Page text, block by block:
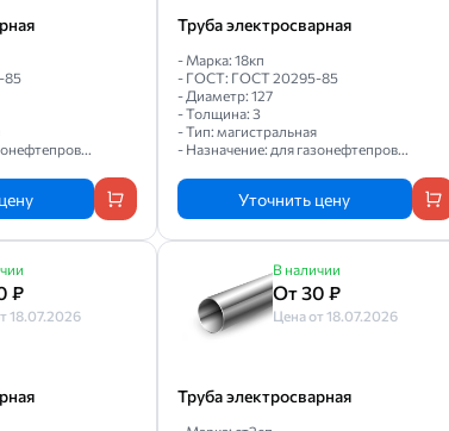
85
Труба электросварная
- Марка: 18кп
- ГОСТ: ГОСТ 20295-85
- Диаметр: 127
- Толщина: 3
- Тип: магистральная
- Назначение: для газонефтепров...
Уточнить цену
₽
18.07.2026
В наличии
От 30 ₽
Цена от 18.07.2026
Труба электросварная